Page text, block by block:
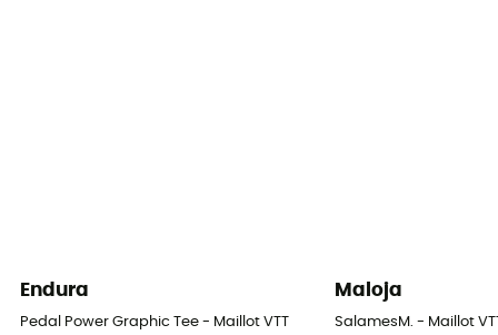
Matières
Endura
Pedal Power Graphic Tee - Maillot VTT
Maloja
SalamesM. - Maillot